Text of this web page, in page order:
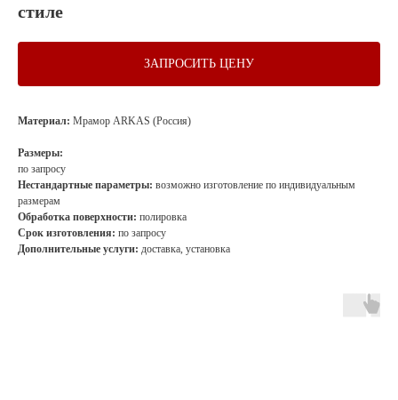
стиле
ЗАПРОСИТЬ ЦЕНУ
Материал: Мрамор ARKAS (Россия)
Размеры:
по запросу
Нестандартные параметры: возможно изготовление по индивидуальным
размерам
Обработка поверхности: полировка
Срок изготовления: по запросу
Дополнительные услуги: доставка, установка